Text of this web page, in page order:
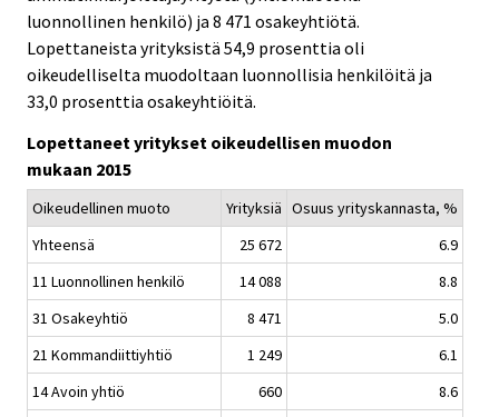
luonnollinen henkilö) ja 8 471 osakeyhtiötä.
Lopettaneista yrityksistä 54,9 prosenttia oli
oikeudelliselta muodoltaan luonnollisia henkilöitä ja
33,0 prosenttia osakeyhtiöitä.
Lopettaneet yritykset oikeudellisen muodon
mukaan 2015
Oikeudellinen muoto Yrityksiä Osuus yrityskannasta, %
Yhteensä
25 672
6.9
11 Luonnollinen henkilö
14 088
8.8
31 Osakeyhtiö
8 471
5.0
21 Kommandiittiyhtiö
1 249
6.1
14 Avoin yhtiö
660
8.6